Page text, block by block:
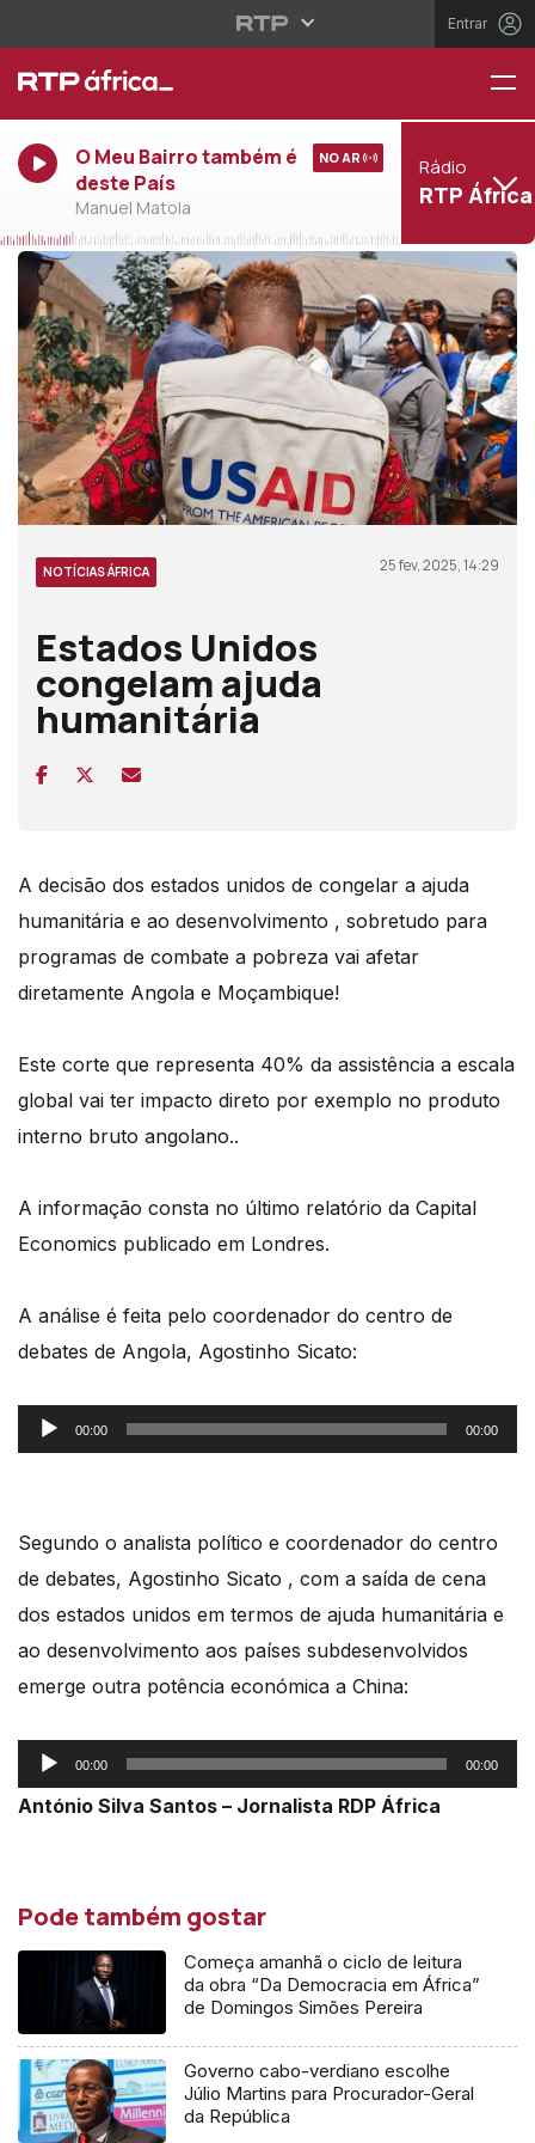
Entrar
O Meu Bairro também é
deste País
Manuel Matola
NO AR Rádio
RTP África
NOTÍCIAS ÁFRICA 25 fev, 2025, 14:29
Estados Unidos
congelam ajuda
humanitária
A decisão dos estados unidos de congelar a ajuda
humanitária e ao desenvolvimento , sobretudo para
programas de combate a pobreza vai afetar
diretamente Angola e Moçambique!
Este corte que representa 40% da assistência a escala
global vai ter impacto direto por exemplo no produto
interno bruto angolano..
A informação consta no último relatório da Capital
Economics publicado em Londres.
A análise é feita pelo coordenador do centro de
debates de Angola, Agostinho Sicato:
Reprodutor
de
00:00 00:00
Segundo o analista político e coordenador do centro
de debates, Agostinho Sicato , com a saída de cena
dos estados unidos em termos de ajuda humanitária e
ao desenvolvimento aos países subdesenvolvidos
emerge outra potência económica a China:
Reprodutor
de
00:00 00:00
António Silva Santos – Jornalista RDP África
Pode também gostar
Começa amanhã o ciclo de leitura
da obra “Da Democracia em África”
de Domingos Simões Pereira
Governo cabo-verdiano escolhe
Júlio Martins para Procurador-Geral
da República